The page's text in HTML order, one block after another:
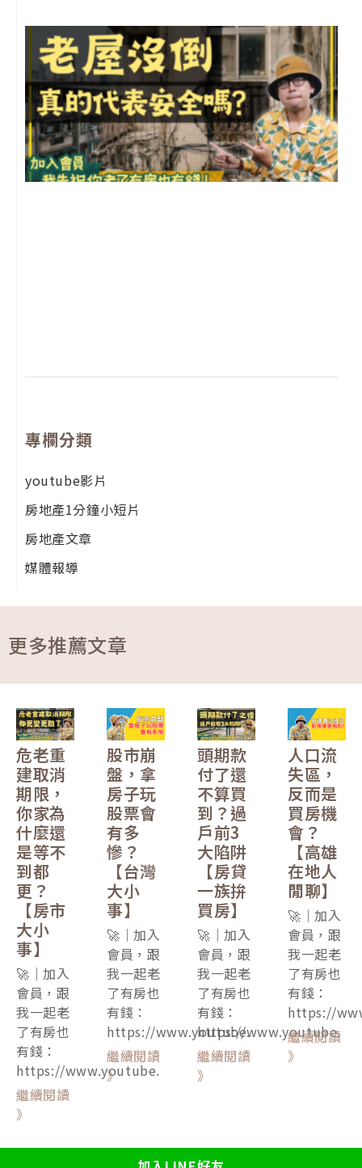
專欄分類
youtube影片
房地產1分鐘小短片
房地產文章
媒體報導
更多推薦文章
危老重
建取消
期限，
你家為
什麼還
是等不
到都
更？
【房市
大小
事】
🚀｜加入
會員，跟
我一起老
了有房也
有錢：
https://www.youtube.
繼續閱讀
》
股市崩
盤，拿
房子玩
股票會
有多
慘？
【台灣
大小
事】
🚀｜加入
會員，跟
我一起老
了有房也
有錢：
https://www.youtube.
繼續閱讀
》
頭期款
付了還
不算買
到？過
戶前3
大陷阱
【房貸
一族拚
買房】
🚀｜加入
會員，跟
我一起老
了有房也
有錢：
https://www.youtube.
繼續閱讀
》
人口流
失區，
反而是
買房機
會？
【高雄
在地人
閒聊】
🚀｜加入
會員，跟
我一起老
了有房也
有錢：
https://
繼續閱讀
》